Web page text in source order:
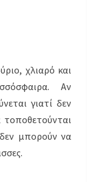
χλιαρό και
Αν
γιατί δεν
τοποθετούνται
μπορούν να